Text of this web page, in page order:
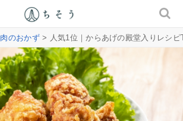
肉のおかず> 人気1位｜からあげの殿堂入りレシ